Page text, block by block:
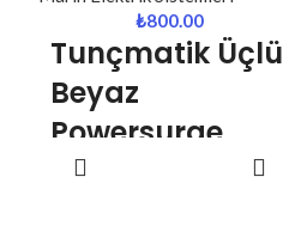
için geliştirilmiş pratik ve güvenilir
bir çözümdür. Kompakt yapısı
sayesinde dar alanlarda bile rahat
kullanım sunar.
₺800.00
Tunçmatik Üçlü
Beyaz
Powersurge
Akım Korumalı